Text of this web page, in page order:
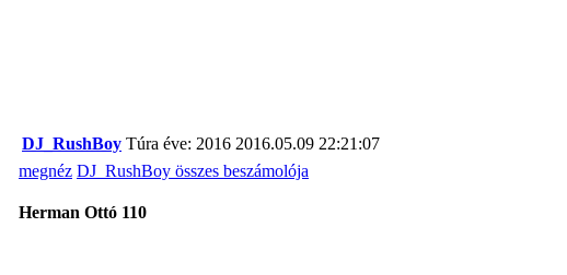
DJ_RushBoy Túra éve: 2016 2016.05.09 22:21:07
megnéz DJ_RushBoy összes beszámolója
Herman Ottó 110